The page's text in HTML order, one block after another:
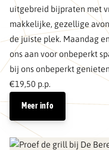
uitgebreid bijpraten met
makkelijke, gezellige
de juiste plek. Maandag
ons aan voor onbeperkt
bij ons onbeperkt
€19,50 p.p.
Meer info